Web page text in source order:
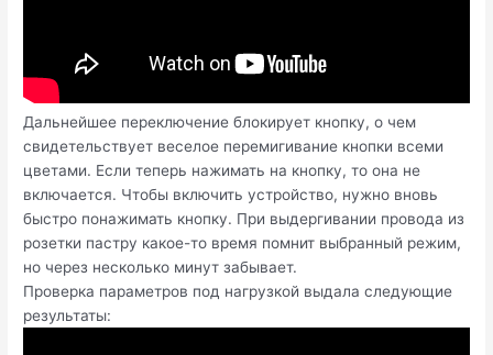
Дальнейшее переключение блокирует кнопку, о чем
свидетельствует веселое перемигивание кнопки всеми
цветами. Если теперь нажимать на кнопку, то она не
включается. Чтобы включить устройство, нужно вновь
быстро понажимать кнопку. При выдергивании провода из
розетки пастру какое-то время помнит выбранный режим,
но через несколько минут забывает.
Проверка параметров под нагрузкой выдала следующие
результаты: